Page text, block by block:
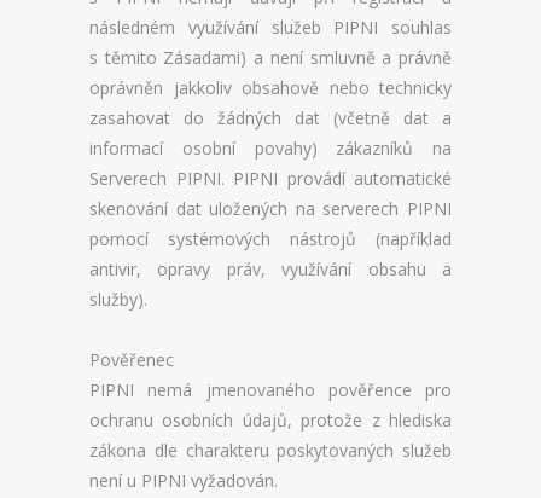
následném využívání služeb PIPNI souhlas
s těmito Zásadami) a není smluvně a právně
oprávněn jakkoliv obsahově nebo technicky
zasahovat do žádných dat (včetně dat a
informací osobní povahy) zákazníků na
Serverech PIPNI. PIPNI provádí automatické
skenování dat uložených na serverech PIPNI
pomocí systémových nástrojů (například
antivir, opravy práv, využívání obsahu a
služby).
Pověřenec
PIPNI nemá jmenovaného pověřence pro
ochranu osobních údajů, protože z hlediska
zákona dle charakteru poskytovaných služeb
není u PIPNI vyžadován.